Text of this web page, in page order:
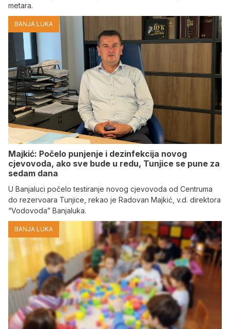
metara.
BANJA LUKA
Majkić: Počelo punjenje i dezinfekcija novog
cjevovoda, ako sve bude u redu, Tunjice se pune za
sedam dana
U Banjaluci počelo testiranje novog cjevovoda od Centruma
do rezervoara Tunjice, rekao je Radovan Majkić, v.d. direktora
“Vodovoda” Banjaluka.
BANJA LUKA